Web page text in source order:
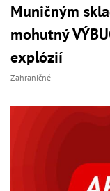
Muničným
mohutný
explózií
Zahraničné